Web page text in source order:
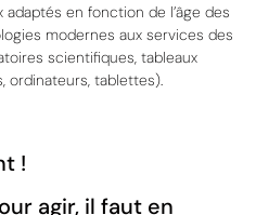
adaptés en fonction de l’âge des
modernes aux services des
scientifiques, tableaux
ordinateurs, tablettes).
!
agir, il faut en